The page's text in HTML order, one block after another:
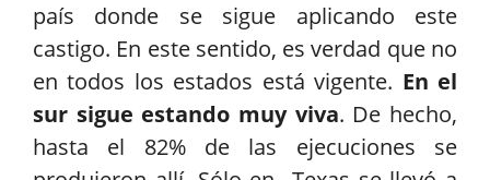
país donde se sigue aplicando este
castigo. En este sentido, es verdad que no
en todos los estados está vigente. En el
sur sigue estando muy viva. De hecho,
hasta el 82% de las ejecuciones se